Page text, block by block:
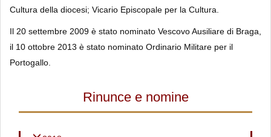
Cultura della diocesi; Vicario Episcopale per la Cultura.
Il 20 settembre 2009 è stato nominato Vescovo Ausiliare di Braga,
il 10 ottobre 2013 è stato nominato Ordinario Militare per il
Portogallo.
Rinunce e nomine